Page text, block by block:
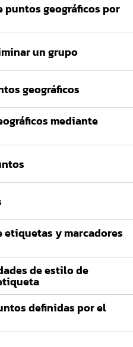
puntos geográficos por
un grupo
geográficos
mediante
etiquetas y marcadores
de estilo de
definidas por el